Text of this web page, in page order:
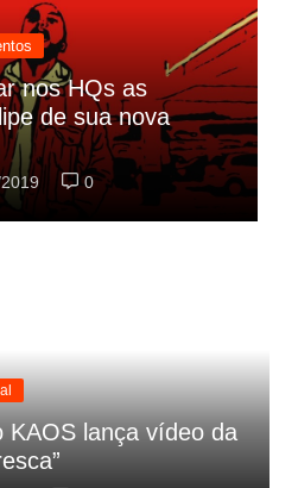
nos HQs as
de sua nova
0
KAOS lança vídeo da